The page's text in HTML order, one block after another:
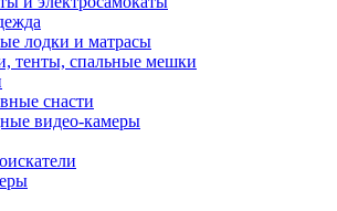
лодки и матрасы
тенты, спальные мешки
снасти
видео-камеры